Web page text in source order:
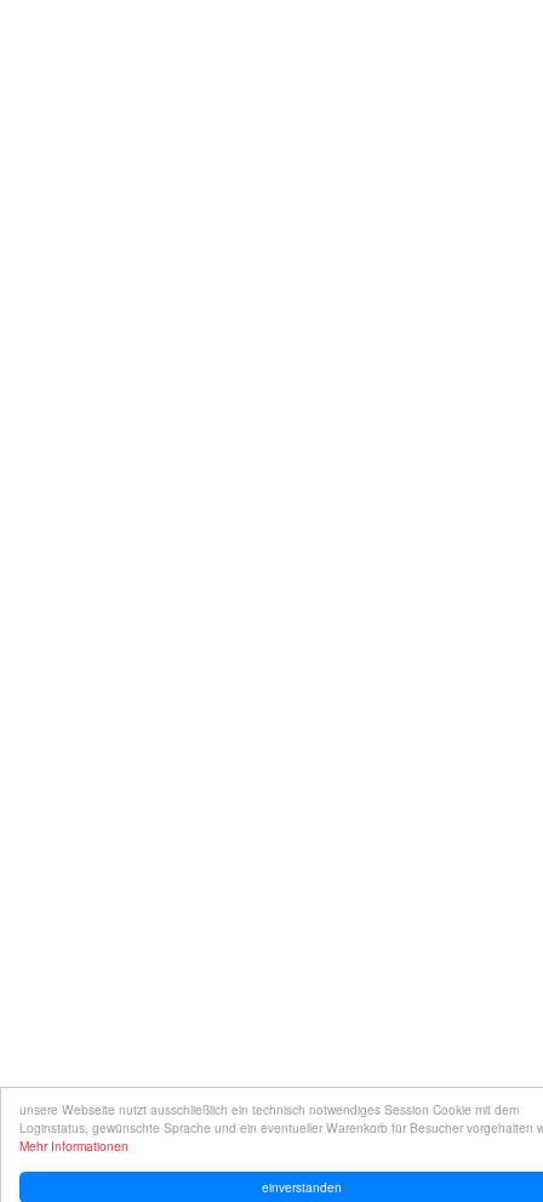
einverstanden
unsere Webseite nutzt ausschließlich ein technisch notwendiges Session Cookie mit dem
Loginstatus, gewünschte Sprache und ein eventueller Warenkorb für Besucher vorgehalten
Mehr Informationen